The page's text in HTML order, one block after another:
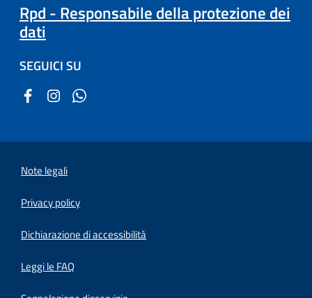
Rpd - Responsabile della protezione dei
dati
SEGUICI SU
Note legali
Privacy policy
Dichiarazione di accessibilità
Leggi le FAQ